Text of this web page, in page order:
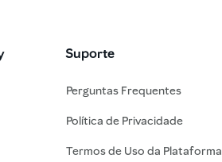
Suporte
Perguntas Frequentes
Política de Privacidade
Termos de Uso da Plataforma